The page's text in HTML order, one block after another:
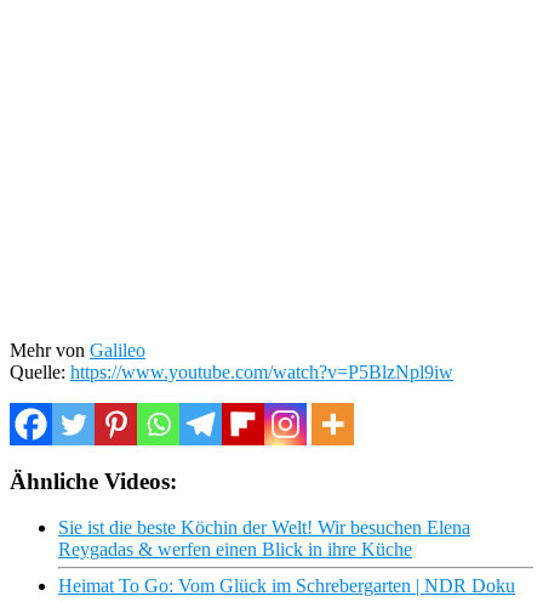
Mehr von Galileo
Quelle: https://www.youtube.com/watch?v=P5BlzNpl9iw
Ähnliche Videos:
Sie ist die beste Köchin der Welt! Wir besuchen Elena
Reygadas & werfen einen Blick in ihre Küche
Heimat To Go: Vom Glück im Schrebergarten | NDR Doku